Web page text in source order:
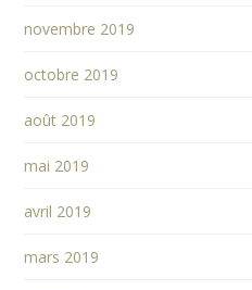
novembre 2019
octobre 2019
août 2019
mai 2019
avril 2019
mars 2019